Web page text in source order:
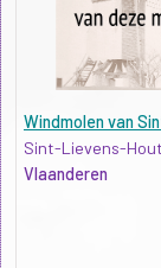
Windmolen van
Sint-Lievens-
Vlaanderen